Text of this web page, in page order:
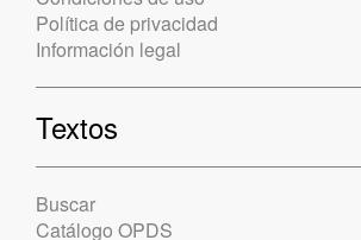
Política de privacidad
Información legal
Textos
Buscar
Catálogo OPDS